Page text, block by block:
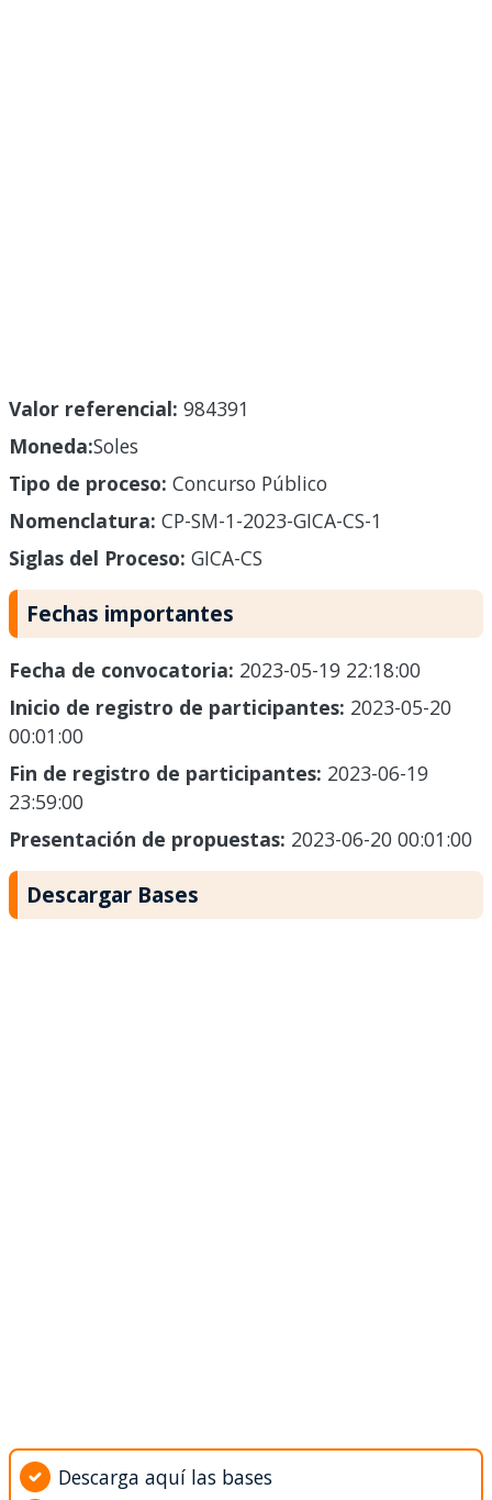
Valor referencial: 984391
Moneda:Soles
Tipo de proceso: Concurso Público
Nomenclatura: CP-SM-1-2023-GICA-CS-1
Siglas del Proceso: GICA-CS
Fechas importantes
Fecha de convocatoria: 2023-05-19 22:18:00
Inicio de registro de participantes: 2023-05-20
00:01:00
Fin de registro de participantes: 2023-06-19
23:59:00
Presentación de propuestas: 2023-06-20 00:01:00
Descargar Bases
Descarga aquí las bases